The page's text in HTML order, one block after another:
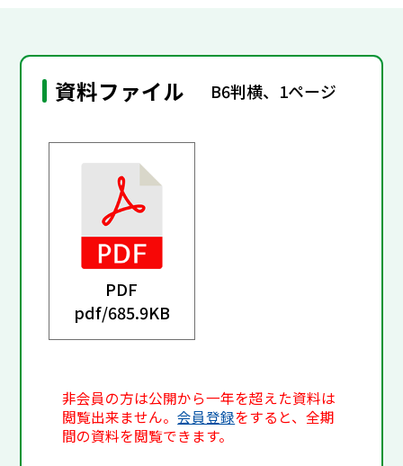
資料ファイル B6判横、1ページ
PDF
pdf/685.9KB
非会員の方は公開から一年を超えた資料は
閲覧出来ません。会員登録をすると、全期
間の資料を閲覧できます。